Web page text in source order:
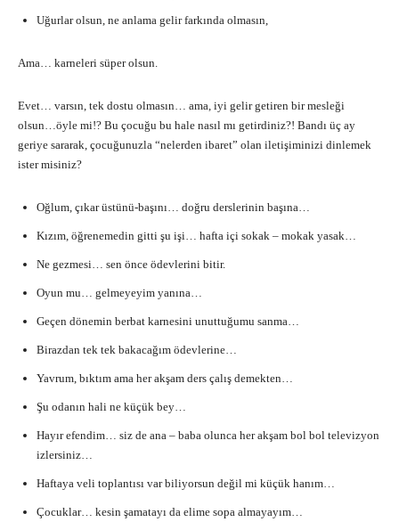
Uğurlar olsun, ne anlama gelir farkında olmasın,
Ama… karneleri süper olsun.
Evet… varsın, tek dostu olmasın… ama, iyi gelir getiren bir mesleği
olsun…öyle mi!? Bu çocuğu bu hale nasıl mı getirdiniz?! Bandı üç ay
geriye sararak, çocuğunuzla “nelerden ibaret” olan iletişiminizi dinlemek
ister misiniz?
Oğlum, çıkar üstünü-başını… doğru derslerinin başına…
Kızım, öğrenemedin gitti şu işi… hafta içi sokak – mokak yasak…
Ne gezmesi… sen önce ödevlerini bitir.
Oyun mu… gelmeyeyim yanına…
Geçen dönemin berbat karnesini unuttuğumu sanma…
Birazdan tek tek bakacağım ödevlerine…
Yavrum, bıktım ama her akşam ders çalış demekten…
Şu odanın hali ne küçük bey…
Hayır efendim… siz de ana – baba olunca her akşam bol bol televizyon
izlersiniz…
Haftaya veli toplantısı var biliyorsun değil mi küçük hanım…
Çocuklar… kesin şamatayı da elime sopa almayayım…